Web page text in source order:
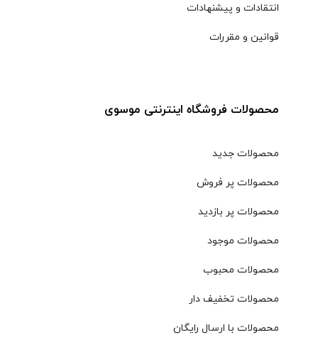
انتقادات و پیشنهادات
قوانین و مقررات
محصولات فروشگاه اینترنتی موسوی
محصولات جدید
محصولات پر فروش
محصولات پر بازدید
محصولات موجود
محصولات محبوب
محصولات تخفیف دار
محصولات با ارسال رایگان